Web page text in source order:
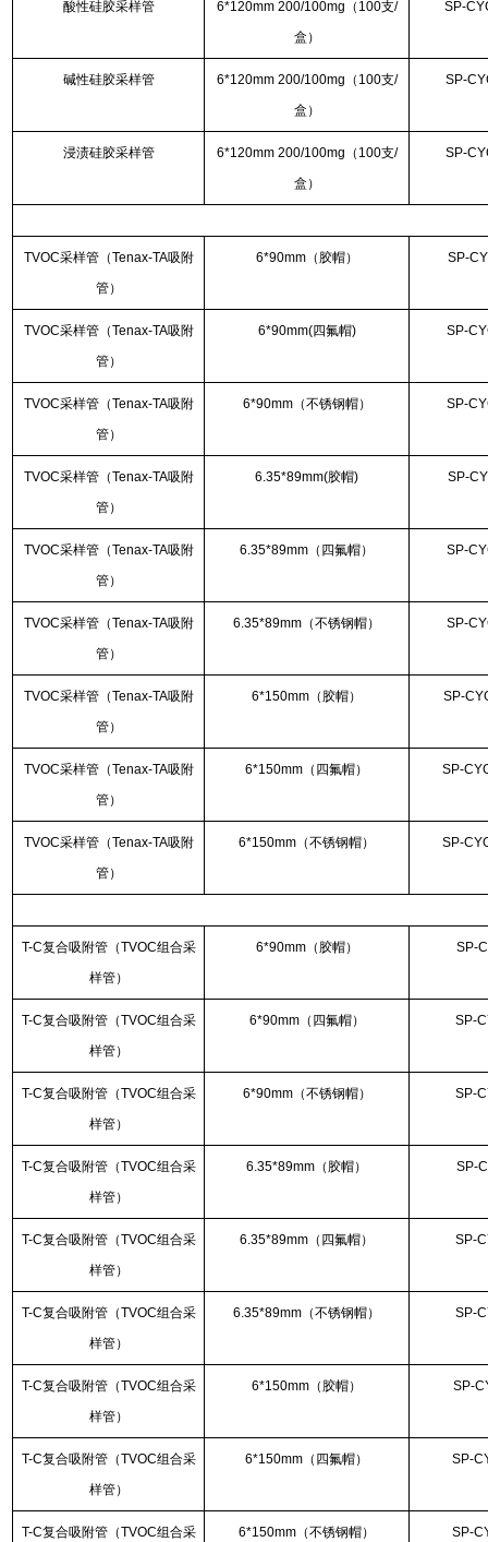
酸性硅胶采样管
6*120mm 200/100mg（100支/
盒）
SP-
碱性硅胶采样管
6*120mm 200/100mg（100支/
盒）
SP-
浸渍硅胶采样管
6*120mm 200/100mg（100支/
盒）
SP-
TVOC采样管（Tenax-TA吸附
管）
6*90mm（胶帽） SP-
TVOC采样管（Tenax-TA吸附
管）
6*90mm(四氟帽) SP-
TVOC采样管（Tenax-TA吸附
管）
6*90mm（不锈钢帽） SP-
TVOC采样管（Tenax-TA吸附
管）
6.35*89mm(胶帽) SP-
TVOC采样管（Tenax-TA吸附
管）
6.35*89mm（四氟帽） SP-
TVOC采样管（Tenax-TA吸附
管）
6.35*89mm（不锈钢帽） SP-
TVOC采样管（Tenax-TA吸附
管）
6*150mm（胶帽） SP-
TVOC采样管（Tenax-TA吸附
管）
6*150mm（四氟帽） SP-
TVOC采样管（Tenax-TA吸附
管）
6*150mm（不锈钢帽） SP-
T-C复合吸附管（TVOC组合采
样管）
6*90mm（胶帽） SP-
T-C复合吸附管（TVOC组合采
样管）
6*90mm（四氟帽） SP-
T-C复合吸附管（TVOC组合采
样管）
6*90mm（不锈钢帽） SP-
T-C复合吸附管（TVOC组合采
样管）
6.35*89mm（胶帽） SP-
T-C复合吸附管（TVOC组合采
样管）
6.35*89mm（四氟帽） SP-
T-C复合吸附管（TVOC组合采
样管）
6.35*89mm（不锈钢帽） SP-
T-C复合吸附管（TVOC组合采
样管）
6*150mm（胶帽） SP-
T-C复合吸附管（TVOC组合采
样管）
6*150mm（四氟帽） SP-
T-C复合吸附管（TVOC组合采
6*150mm（不锈钢帽） SP-